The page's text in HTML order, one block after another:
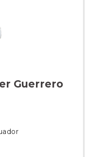
Guerrero